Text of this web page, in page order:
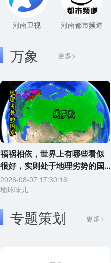
河南卫视 河南都市频道
更多>
万象
福祸相依，世界上有哪些看似
很好，实则处于地理劣势的国...
2026-08-07 17:30:16
地球味儿
专题策划 更多>